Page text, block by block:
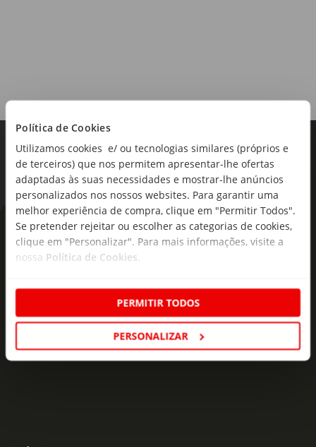
Política de Cookies
Utilizamos cookies e/ ou tecnologias similares (próprios e
de terceiros) que nos permitem apresentar-lhe ofertas
adaptadas às suas necessidades e mostrar-lhe anúncios
personalizados nos nossos websites. Para garantir uma
melhor experiência de compra, clique em "Permitir Todos".
Se pretender rejeitar ou escolher as categorias de cookies,
clique em "Personalizar". Para mais informações, visite a
nossa Política de Cookies.
PERMITIR TODOS
PERSONALIZAR
Teor alcoólico:
Tipo de produto:
Vinho do Porto
As novidades mais frescas no
seu e-mail!
ofertas e novidades para si.
Insira o seu e-